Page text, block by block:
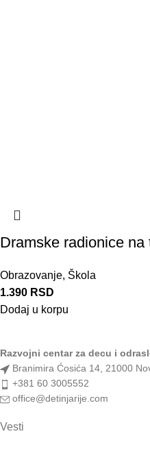
Dramske radionice na
Obrazovanje, Škola
1.390 RSD
Dodaj u korpu
Razvojni centar za decu i
Branimira Ćosića 14, 21000
+381 60 3005552
office@detinjarije.com
Vesti